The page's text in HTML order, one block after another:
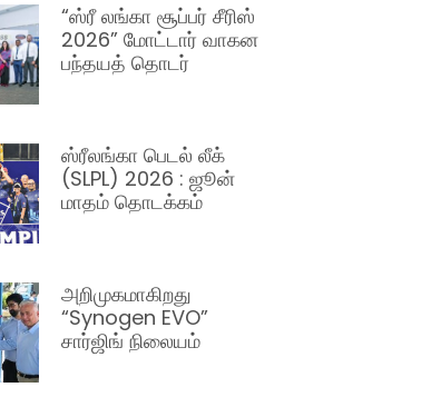
“ஸ்ரீ லங்கா சூப்பர் சீரிஸ்
2026” மோட்டார் வாகன
பந்தயத் தொடர்
ஸ்ரீலங்கா பெடல் லீக்
(SLPL) 2026 : ஜூன்
மாதம் தொடக்கம்
அறிமுகமாகிறது
“Synogen EVO”
சார்ஜிங் நிலையம்